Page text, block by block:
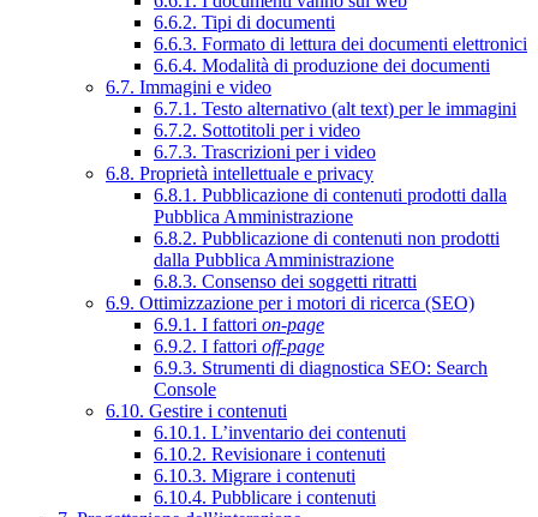
6.6.2. Tipi di documenti
6.6.3. Formato di lettura dei documenti elettronici
6.6.4. Modalità di produzione dei documenti
6.7. Immagini e video
6.7.1. Testo alternativo (alt text) per le immagini
6.7.2. Sottotitoli per i video
6.7.3. Trascrizioni per i video
6.8. Proprietà intellettuale e privacy
6.8.1. Pubblicazione di contenuti prodotti dalla
Pubblica Amministrazione
6.8.2. Pubblicazione di contenuti non prodotti
dalla Pubblica Amministrazione
6.8.3. Consenso dei soggetti ritratti
6.9. Ottimizzazione per i motori di ricerca (SEO)
6.9.1. I fattori on-page
6.9.2. I fattori off-page
6.9.3. Strumenti di diagnostica SEO: Search
Console
6.10. Gestire i contenuti
6.10.1. L’inventario dei contenuti
6.10.2. Revisionare i contenuti
6.10.3. Migrare i contenuti
6.10.4. Pubblicare i contenuti